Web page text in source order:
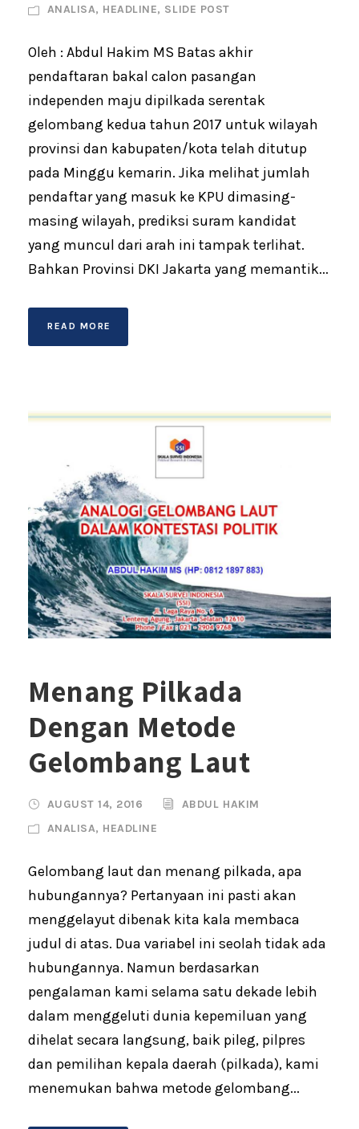
ANALISA, HEADLINE, SLIDE POST
Oleh : Abdul Hakim MS Batas akhir
pendaftaran bakal calon pasangan
independen maju dipilkada serentak
gelombang kedua tahun 2017 untuk wilayah
provinsi dan kabupaten/kota telah ditutup
pada Minggu kemarin. Jika melihat jumlah
pendaftar yang masuk ke KPU dimasing-
masing wilayah, prediksi suram kandidat
yang muncul dari arah ini tampak terlihat.
Bahkan Provinsi DKI Jakarta yang memantik...
READ MORE
Menang Pilkada
Dengan Metode
Gelombang Laut
AUGUST 14, 2016
ABDUL HAKIM
ANALISA, HEADLINE
Gelombang laut dan menang pilkada, apa
hubungannya? Pertanyaan ini pasti akan
menggelayut dibenak kita kala membaca
judul di atas. Dua variabel ini seolah tidak ada
hubungannya. Namun berdasarkan
pengalaman kami selama satu dekade lebih
dalam menggeluti dunia kepemiluan yang
dihelat secara langsung, baik pileg, pilpres
dan pemilihan kepala daerah (pilkada), kami
menemukan bahwa metode gelombang...